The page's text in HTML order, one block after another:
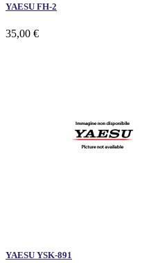
YAESU FH-2
35,00 €
YAESU YSK-891